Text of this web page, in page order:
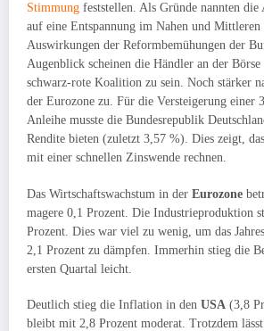
Stimmung feststellen. Als Gründe nannten
auf eine Entspannung im Nahen und Mittleren
Auswirkungen der Reformbemühungen der
Augenblick scheinen die Händler an der
schwarz-rote Koalition zu sein. Noch stärker
der Eurozone zu. Für die Versteigerung einer
Anleihe musste die Bundesrepublik
Rendite bieten (zuletzt 3,57 %). Dies zeigt,
mit einer schnellen Zinswende rechnen.
Das Wirtschaftswachstum in der Eurozone
magere 0,1 Prozent. Die Industrieproduktion
Prozent. Dies war viel zu wenig, um das
2,1 Prozent zu dämpfen. Immerhin stieg die
ersten Quartal leicht.
Deutlich stieg die Inflation in den USA (3,8
bleibt mit 2,8 Prozent moderat. Trotzdem